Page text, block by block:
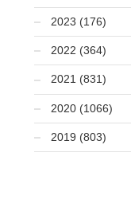
2023 (176)
2022 (364)
2021 (831)
2020 (1066)
2019 (803)